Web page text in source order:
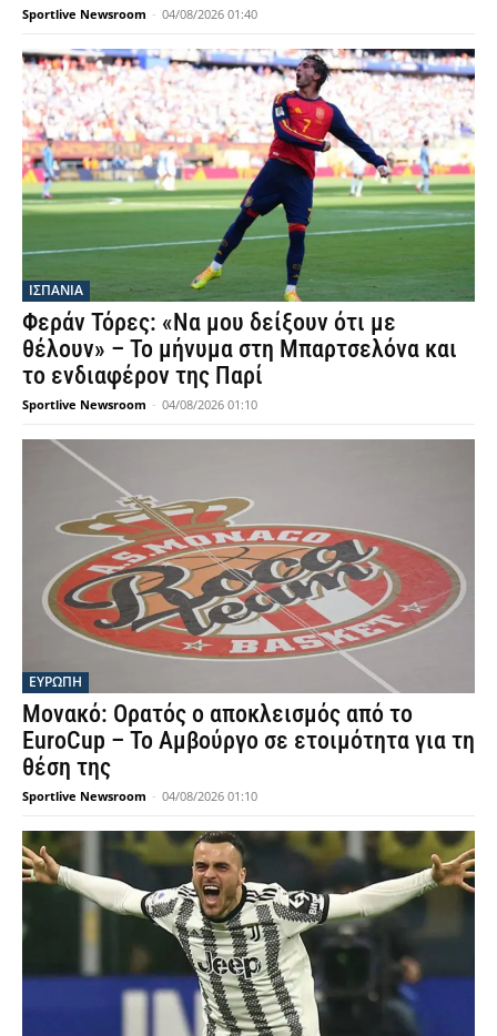
Sportlive Newsroom - 04/08/2026 01:40
ΙΣΠΑΝΙΑ
Φεράν Τόρες: «Να μου δείξουν ότι με
θέλουν» – Το μήνυμα στη Μπαρτσελόνα και
το ενδιαφέρον της Παρί
Sportlive Newsroom - 04/08/2026 01:10
ΕΥΡΩΠΗ
Μονακό: Ορατός ο αποκλεισμός από το
EuroCup – Το Αμβούργο σε ετοιμότητα για τη
θέση της
Sportlive Newsroom - 04/08/2026 01:10